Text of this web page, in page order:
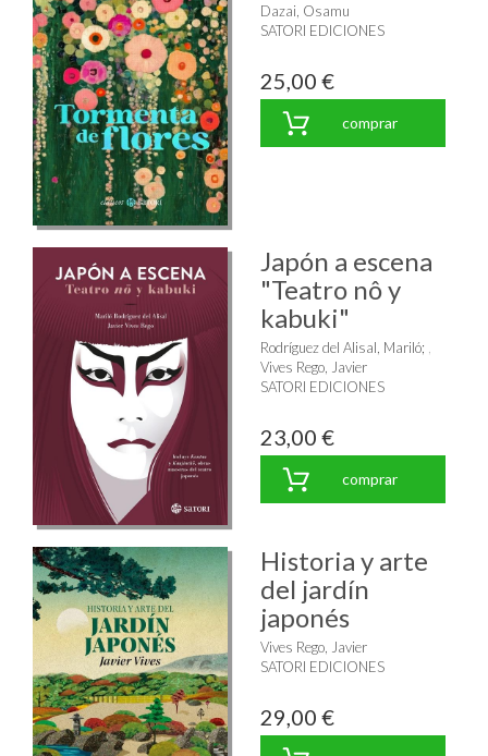
Dazai, Osamu
SATORI EDICIONES
25,00 €
comprar
Japón a escena
"Teatro nô y
kabuki"
Rodríguez del Alisal, Mariló;
Vives Rego, Javier
SATORI EDICIONES
23,00 €
comprar
Historia y arte
del jardín
japonés
Vives Rego, Javier
SATORI EDICIONES
29,00 €